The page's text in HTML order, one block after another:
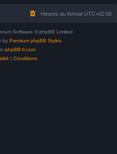
e
Heures au format UTC+02:00
Software © phpBB Limited
by Premium phpBB Styles
phpBB-fr.com
| Conditions